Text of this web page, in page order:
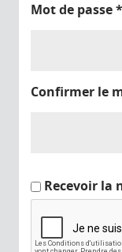
Mot de passe*
Confirmer le
Recevoir la